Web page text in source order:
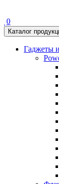
0
Каталог
Гаджеты